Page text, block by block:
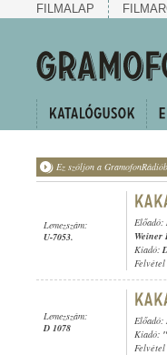
FILMALAP
Ez szóljon a
Lemezszám:
U-7053.
Előadó:
Weiner
Kiadó:
Lemezszám:
D 1078
Előadó:
Kiadó: